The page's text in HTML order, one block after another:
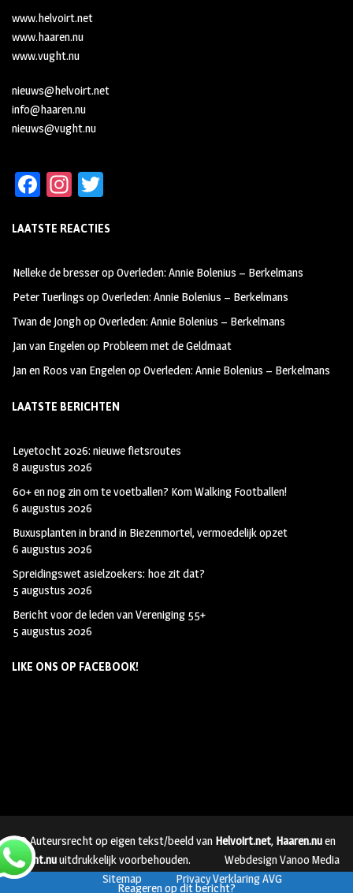
www.helvoirt.net
www.haaren.nu
www.vught.nu
nieuws@helvoirt.net
info@haaren.nu
nieuws@vught.nu
Fa
b
oo
k
In
ag
m
tt
LAATSTE REACTIES
Nelleke de bresseropOverleden: Annie Bolenius – Berkelmans
Peter Tuerlings opOverleden: Annie Bolenius – Berkelmans
Twan de JonghopOverleden: Annie Bolenius – Berkelmans
Jan van Engelenop Probleem met de Geldmaat
Jan en Roos van EngelenopOverleden: Annie Bolenius – Berkelmans
LAATSTE BERICHTEN
Leyetocht 2026: nieuwe fietsroutes
8 augustus 2026
60+ en nog zin om te voetballen? Kom Walking Footballen!
6 augustus 2026
Buxusplanten in brand in Biezenmortel, vermoedelijk opzet
6 augustus 2026
Spreidingswet asielzoekers: hoe zit dat?
5 augustus 2026
Bericht voor de leden van Vereniging 55+
5 augustus 2026
LIKE ONS OP FACEBOOK!
Reageren op dit bericht?
© Auteursrecht op eigen tekst/beeld van Helvoirt.net, Haaren.nuen
Vught.nuuitdrukkelijk voorbehouden.
Webdesign Vanoo Media
Sitemap
Privacy Verklaring AVG